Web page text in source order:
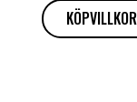
KÖPVILLKOR